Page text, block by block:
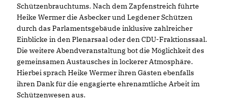
Schützenbrauchtums. Nach dem Zapfenstreich führte
Heike Wermer die Asbecker und Legdener Schützen
durch das Parlamentsgebäude inklusive zahlreicher
Einblicke in den Plenarsaal oder den CDU-Fraktionssaal.
Die weitere Abendveranstaltung bot die Möglichkeit des
gemeinsamen Austausches in lockerer Atmosphäre.
Hierbei sprach Heike Wermer ihren Gästen ebenfalls
ihren Dank für die engagierte ehrenamtliche Arbeit im
Schützenwesen aus.